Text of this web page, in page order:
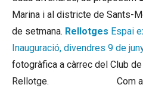
Marina i al districte de Sants-
de setmana. Rellotges Espai
Inauguració, divendres 9 de
fotogràfica a càrrec del Club
Rellotge.
Com